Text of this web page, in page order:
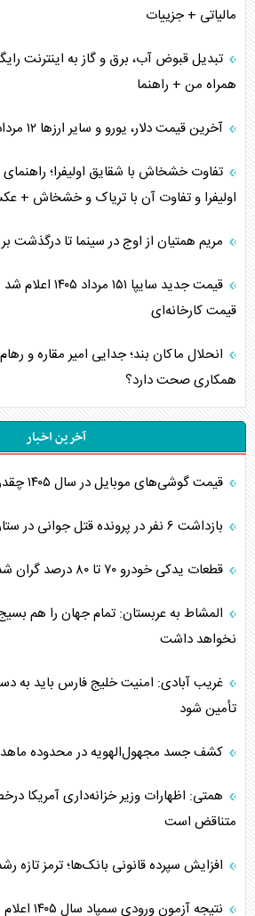
مالیاتی + جزییات
تبدیل قبوض آب، برق و گاز به اینترنت
همراه من + راهنما
آخرین قیمت دلار، یورو و سایر ارز‌ها ۱۲ مرداد ۱۴۰۵ / جدول
تفاوت خشخاش با شقایق اولیفرا؛ راهنمای
اولیفرا و تفاوت آن با تریاک و خشخاش +
مریم همتیان از اوج در سینما تا درگذشت
قیمت جدید سایپا
قیمت کارخانه‌ای
انحلال ماکان بند؛ جدایی امیر مقاره و
همکاری صحت دارد؟
آخرین اخبار
قیمت گوشی‌های موبایل در سال ۱۴۰۵ چقدر گران شد؟
بازداشت ۶ نفر در پرونده قتل جوانی در ستارخان
قطعات یدکی خودرو ۷۰ تا ۸۰ درصد گران شد
المشاط به عربستان: تمام جهان را هم
نخواهد داشت
غریب آبادی: امنیت خلیج فارس باید به
تأمین شود
کشف جسد مجهول‌الهویه در محدوده
همتی: اظهارات وزیر خزانه‌داری آمریکا
متناقض است
افزایش سپرده قانونی بانک‌ها؛ ترمز تازه
نتیجه آزمون ورودی سمپاد سال ۱۴۰۵ اعلام شد